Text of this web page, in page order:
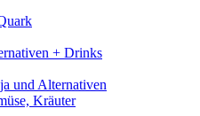
+ Drinks
und Alternativen
Kräuter